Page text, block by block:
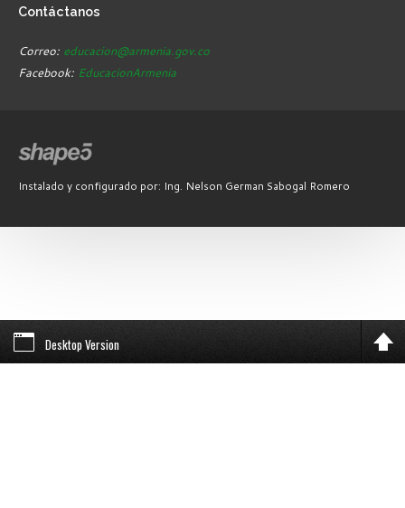
Contáctanos
Correo: educacion@armenia.gov.co
Facebook: EducacionArmenia
Instalado y configurado por: Ing. Nelson German Sabogal Romero
Desktop Version